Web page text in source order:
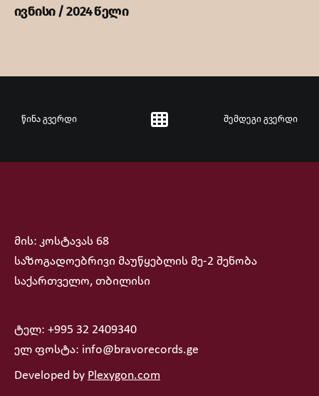
ივნისი / 2024 წელი
წინა გვერდი შემდეგი გვერდი
მის: კოსტავას 68
საზოგადოებრივი მაუწყებლის მე-2 შენობა
საქართველო, თბილისი
ტელ: +995 32 2409340
ელ ფოსტა: info@bravorecords.ge
Developed by Plexygon.com